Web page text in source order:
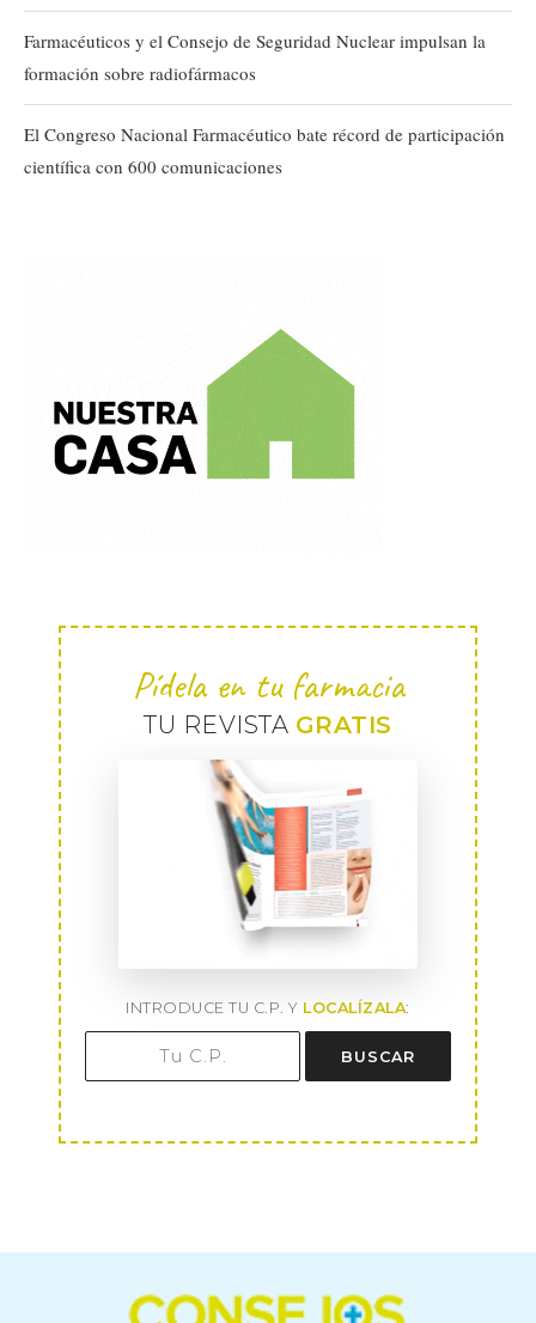
Farmacéuticos y el Consejo de Seguridad Nuclear impulsan la
formación sobre radiofármacos
El Congreso Nacional Farmacéutico bate récord de participación
científica con 600 comunicaciones
Pídela en tu farmacia
TU REVISTA GRATIS
INTRODUCE TU C.P. Y LOCALÍZALA:
BUSCAR